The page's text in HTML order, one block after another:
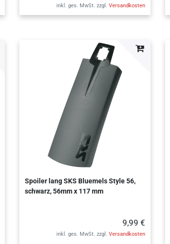
inkl. ges. MwSt. zzgl. Versandkosten
Spoiler lang SKS Bluemels Style 56,
schwarz, 56mm x 117 mm
9,99 €
inkl. ges. MwSt. zzgl. Versandkosten